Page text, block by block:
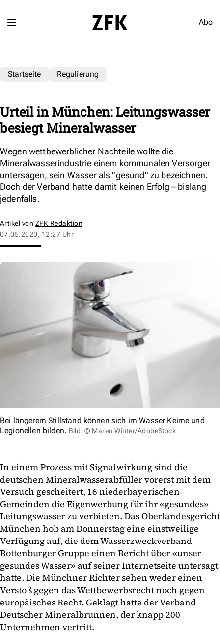
Abo
Startseite Regulierung
Urteil in München: Leitungswasser
besiegt Mineralwasser
Wegen wettbewerblicher Nachteile wollte die
Mineralwasserindustrie einem kommunalen Versorger
untersagen, sein Wasser als "gesund" zu bezeichnen.
Doch der Verband hatte damit keinen Erfolg – bislang
jedenfalls.
Artikel von ZFK Redaktion
07.05.2020, 12:27 Uhr
Bei längerem Stillstand können sich im Wasser Keime und
Legionellen bilden. Bild: © Maren Winter/AdobeStock
In einem Prozess mit Signalwirkung sind die
deutschen Mineralwasserabfüller vorerst mit dem
Versuch gescheitert, 16 niederbayerischen
Gemeinden die Eigenwerbung für ihr «gesundes»
Leitungswasser zu verbieten. Das Oberlandesgericht
München hob am Donnerstag eine einstweilige
Verfügung auf, die dem Wasserzweckverband
Rottenburger Gruppe einen Bericht über «unser
gesundes Wasser» auf seiner Internetseite untersagt
hatte. Die Münchner Richter sehen weder einen
Verstoß gegen das Wettbewerbsrecht noch gegen
europäisches Recht. Geklagt hatte der Verband
Deutscher Mineralbrunnen, der knapp 200
Unternehmen vertritt.